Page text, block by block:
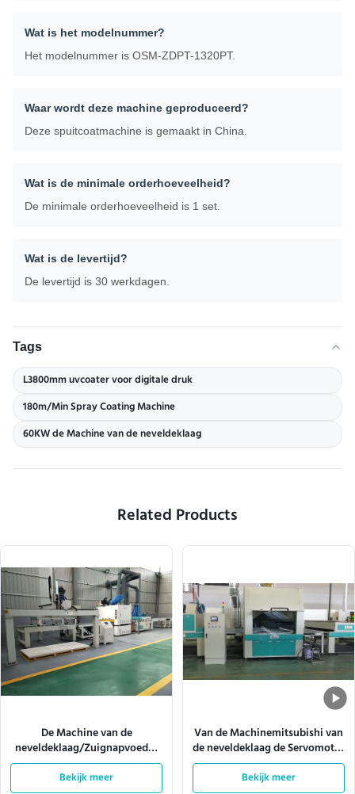
Wat is het modelnummer?
Het modelnummer is OSM-ZDPT-1320PT.
Waar wordt deze machine geproduceerd?
Deze spuitcoatmachine is gemaakt in China.
Wat is de minimale orderhoeveelheid?
De minimale orderhoeveelheid is 1 set.
Wat is de levertijd?
De levertijd is 30 werkdagen.
Tags
L3800mm uvcoater voor digitale druk
180m/Min Spray Coating Machine
60KW de Machine van de neveldeklaag
Related Products
De Machine van de
neveldeklaag/Zuignapvoeder
10m/Min
Bekijk meer
Van de Machinemitsubishi van
de neveldeklaag de Servomotor
W920mm 180m/Min
Bekijk meer